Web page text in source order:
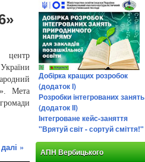
центр
Мета
»
Добірка кращих розробок
(додаток І)
Розробки інтегрованих занять
(додаток ІІ)
Інтегроване кейс-заняття
"Врятуй світ - сортуй сміття!"
АПН Вербицького